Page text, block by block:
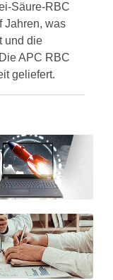
Säure-RBC
Jahren, was
und die
APC RBC
geliefert.